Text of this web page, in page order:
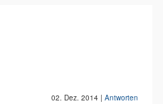
02. Dez. 2014 | Antworten